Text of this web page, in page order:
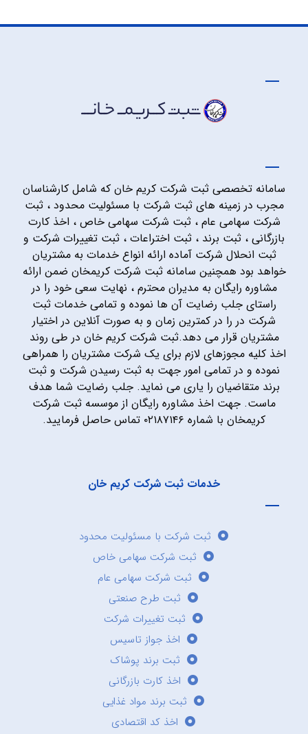
سامانه تخصصی ثبت شرکت کریم خان که شامل کارشناسان
مجرب در زمینه های ثبت شرکت با مسئولیت محدود ، ثبت
شرکت سهامی عام ، ثبت شرکت سهامی خاص ، اخذ کارت
بازرگانی ، ثبت برند ، ثبت اختراعات ، ثبت تغییرات شرکت و
ثبت انحلال شرکت آماده ارائه انواع خدمات به مشتریان
خواهد بود همچنین سامانه ثبت شرکت کریمخان ضمن ارائه
مشاوره رایگان به مدیران محترم ، نهایت سعی خود را در
راستای جلب رضایت آن ها نموده و تمامی خدمات ثبت
شرکت در را در کمترین زمان و به صورت آنلاین در اختیار
مشتریان قرار می دهد.ثبت شرکت کریم خان در طی روند
اخذ کلیه مجوزهای لازم برای یک شرکت مشتریان را همراهی
نموده و در تمامی امور جهت به ثبت رسیدن شرکت و ثبت
برند متقاضیان را یاری می نماید. جلب رضایت شما هدف
ماست. جهت اخذ مشاوره رایگان از موسسه ثبت شرکت
کریمخان با شماره ۰۲۱۸۷۱۴۶ تماس حاصل فرمایید.
خدمات ثبت شرکت کریم خان
ثبت شرکت با مسئولیت محدود
ثبت شرکت سهامی خاص
ثبت شرکت سهامی عام
ثبت طرح صنعتی
ثبت تغییرات شرکت
اخذ جواز تاسیس
ثبت برند پوشاک
اخذ کارت بازرگانی
ثبت برند مواد غذایی
اخذ کد اقتصادی